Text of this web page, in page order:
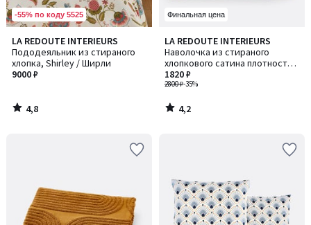
-55% по коду 5525
LA REDOUTE INTERIEURS
Пододеяльник из стираного
хлопка, Shirley / Ширли
9000 ₽
4,8
/ 5
4,8
/
Финальная цена
LA REDOUTE INTERIEURS
Наволочка из стираного
хлопкового сатина плотностью
118 нитей/см², Victor / Виктор
2800 ₽-35%
1820 ₽
4,2
/ 5
4,2
/